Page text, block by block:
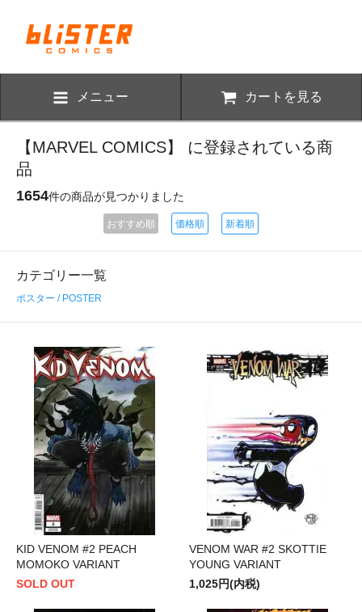
メニュー カートを見る
【MARVEL COMICS】 に登録されている商
品
1654件の商品が見つかりました
おすすめ順 価格順 新着順
カテゴリー一覧
ポスター / POSTER
KID VENOM #2 PEACH
MOMOKO VARIANT
SOLD OUT
VENOM WAR #2 SKOTTIE
YOUNG VARIANT
1,025円(内税)